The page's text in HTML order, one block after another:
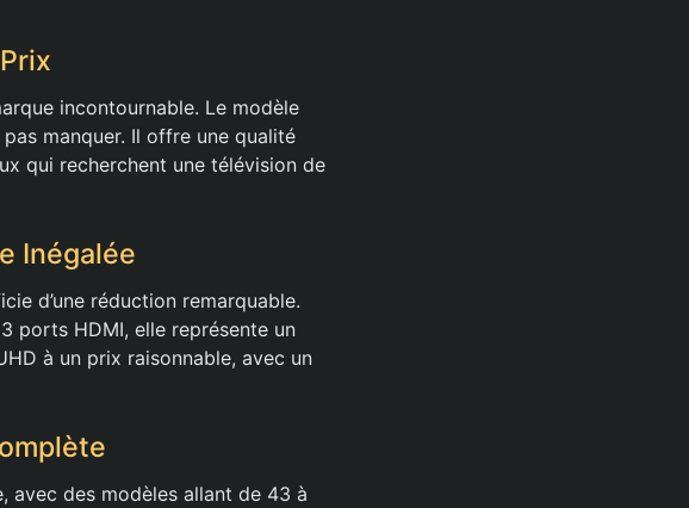
incontournable. Le modèle
manquer. Il offre une qualité
qui recherchent une télévision de
Inégalée
d’une réduction remarquable.
ports HDMI, elle représente un
à un prix raisonnable, avec un
avec des modèles allant de 43 à